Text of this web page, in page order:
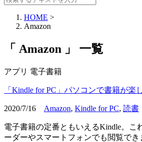
HOME >
Amazon
「 Amazon 」 一覧
アプリ 電子書籍
「Kindle for PC」パソコンで書籍が楽
2020/7/16 Amazon, Kindle for PC, 読書
電子書籍の定番ともいえるKindle。こ
ーダーやスマートフォンでも閲覧でき